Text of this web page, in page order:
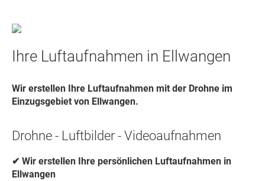
Ihre Luftaufnahmen in Ellwangen
Wir erstellen Ihre Luftaufnahmen mit der Drohne im
Einzugsgebiet von Ellwangen.
Drohne - Luftbilder - Videoaufnahmen
✔ Wir erstellen Ihre persönlichen Luftaufnahmen in
Ellwangen